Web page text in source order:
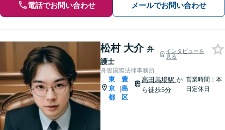
電話でお問い合わせ メールでお問い合わせ
松村 大介 弁
護士
インタビューを
見る
舟渡国際法律事務所
東
京
都
|
豊
島
区
高田馬場駅 か
ら徒歩5分
営業時間：本
日定休日